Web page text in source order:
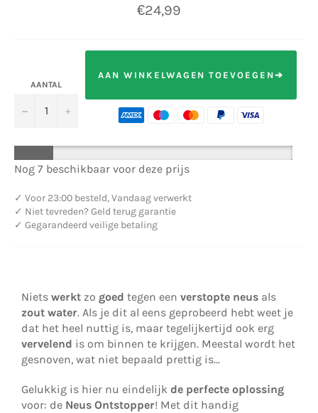
Normale
prijs
€24,99
AANTAL
− +
AAN WINKELWAGEN TOEVOEGEN➔
Nog 7 beschikbaar voor deze prijs
✓ Voor 23:00 besteld, Vandaag verwerkt
✓ Niet tevreden? Geld terug garantie
✓ Gegarandeerd veilige betaling
Niets werkt zo goed tegen een verstopte neus als
zout water. Als je dit al eens geprobeerd hebt weet je
dat het heel nuttig is, maar tegelijkertijd ook erg
vervelend is om binnen te krijgen. Meestal wordt het
gesnoven, wat niet bepaald prettig is...
Gelukkig is hier nu eindelijk de perfecte oplossing
voor: de Neus Ontstopper! Met dit handig